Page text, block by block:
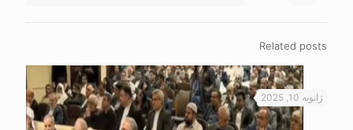
Related posts
ژانویه 10, 2025